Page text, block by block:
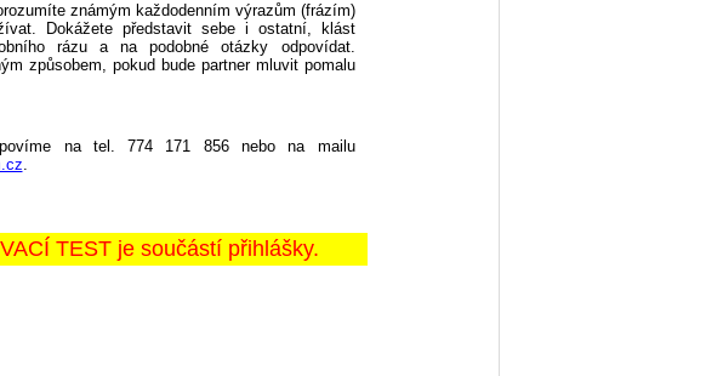
známým každodenním výrazům (frázím)
Dokážete představit sebe i ostatní, klást
rázu a na podobné otázky odpovídat.
způsobem, pokud bude partner mluvit pomalu
na tel. 774 171 856 nebo na mailu
.
TEST je součástí přihlášky.